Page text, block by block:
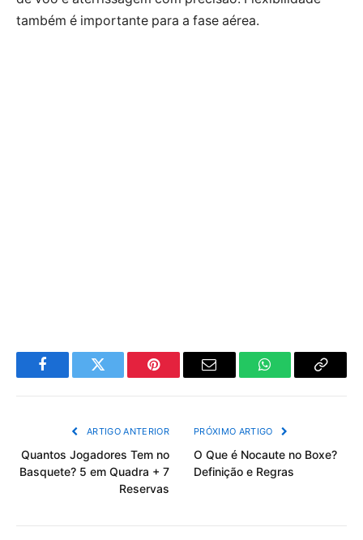
também é importante para a fase aérea.
FacebookTwitter Pinterest Email WhatsAppCopiar
ARTIGO ANTERIOR
Quantos Jogadores Tem no
Basquete? 5 em Quadra + 7
Reservas
PRÓXIMO ARTIGO
O Que é Nocaute no Boxe?
Definição e Regras